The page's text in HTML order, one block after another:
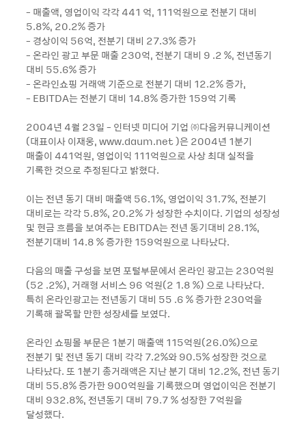
- 매출액, 영업이익 각각 441 억, 111억원으로 전분기 대비
5.8%, 20.2% 증가
- 경상이익 56억, 전분기 대비 27.3% 증가
- 온라인 광고 부문 매출 230억, 전분기 대비 9 .2 %, 전년동기
대비 55.6% 증가
- 온라인쇼핑 거래액 기준으로 전분기 대비 12.2% 증가,
- EBITDA는 전분기 대비 14.8% 증가한 159억 기록
2004년 4월 23일 - 인터넷 미디어 기업 ㈜다음커뮤니케이션
(대표이사 이재웅, www.daum.net )은 2004년 1분기
매출이 441억원, 영업이익 111억원으로 사상 최대 실적을
기록한 것으로 추정된다고 밝혔다.
이는 전년 동기 대비 매출액 56.1%, 영업이익 31.7%, 전분기
대비로는 각각 5.8%, 20.2% 가 성장한 수치이다. 기업의 성장성
및 현금 흐름을 보여주는 EBITDA는 전년 동기대비 28.1%,
전분기대비 14.8 % 증가한 159억원으로 나타났다.
다음의 매출 구성을 보면 포털부문에서 온라인 광고는 230억원
(52 .2%), 거래형 서비스 96 억원(2 1.8 %) 으로 나타났다.
특히 온라인광고는 전년동기 대비 55 .6 % 증가한 230억을
기록해 괄목할 만한 성장세를 보였다.
온라인 쇼핑몰 부문은 1분기 매출액 115억원(26.0%)으로
전분기 및 전년 동기 대비 각각 7.2%와 90.5% 성장한 것으로
나타났다. 또 1분기 총거래액은 지난 분기 대비 12.2%, 전년 동기
대비 55.8% 증가한 900억원을 기록했으며 영업이익은 전분기
대비 932.8%, 전년동기 대비 79.7 % 성장한 7억원을
달성했다.